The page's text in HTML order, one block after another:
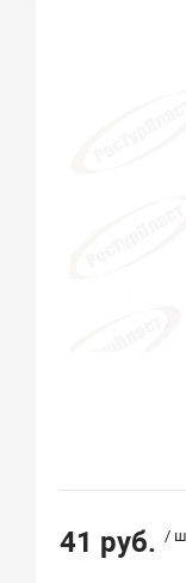
41 руб. /